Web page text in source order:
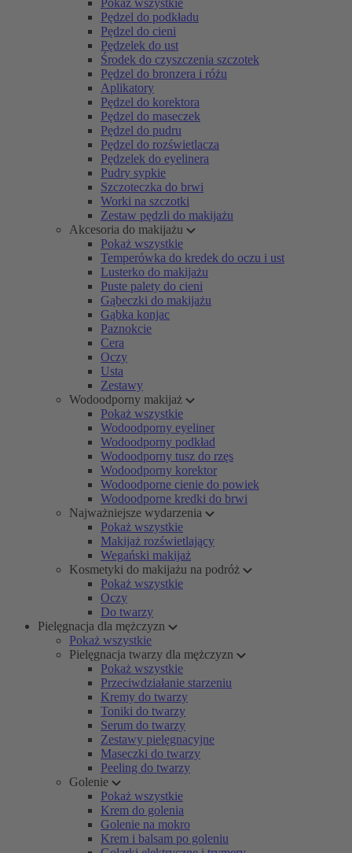
Pokaż wszystkie
Pędzel do podkładu
Pędzel do cieni
Pędzelek do ust
Środek do czyszczenia szczotek
Pędzel do bronzera i różu
Aplikatory
Pędzel do korektora
Pędzel do maseczek
Pędzel do pudru
Pędzel do rozświetlacza
Pędzelek do eyelinera
Pudry sypkie
Szczoteczka do brwi
Worki na szczotki
Zestaw pędzli do makijażu
Akcesoria do makijażu
Pokaż wszystkie
Temperówka do kredek do oczu i ust
Lusterko do makijażu
Puste palety do cieni
Gąbeczki do makijażu
Gąbka konjac
Paznokcie
Cera
Oczy
Usta
Zestawy
Wodoodporny makijaż
Pokaż wszystkie
Wodoodporny eyeliner
Wodoodporny podkład
Wodoodporny tusz do rzęs
Wodoodporny korektor
Wodoodporne cienie do powiek
Wodoodporne kredki do brwi
Najważniejsze wydarzenia
Pokaż wszystkie
Makijaż rozświetlający
Wegański makijaż
Kosmetyki do makijażu na podróż
Pokaż wszystkie
Oczy
Do twarzy
Pielęgnacja dla mężczyzn
Pokaż wszystkie
Pielęgnacja twarzy dla mężczyzn
Pokaż wszystkie
Przeciwdziałanie starzeniu
Kremy do twarzy
Toniki do twarzy
Serum do twarzy
Zestawy pielęgnacyjne
Maseczki do twarzy
Peeling do twarzy
Golenie
Pokaż wszystkie
Krem do golenia
Golenie na mokro
Krem i balsam po goleniu